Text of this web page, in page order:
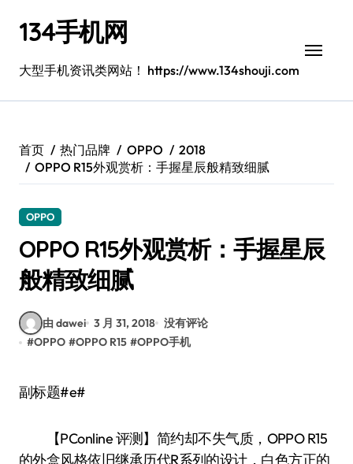
134手机网
大型手机资讯类网站！ https://www.134shouji.com
首页 热门品牌 OPPO
2018
OPPO R15外观赏析：手握星辰般精致细腻
OPPO
OPPO R15外观赏析：手握星辰
般精致细腻
由 dawei 3 月 31, 2018 没有评论
#OPPO #OPPO R15 #OPPO手机
副标题#e#
【PConline 评测】简约却不失气质，OPPO R15
的外盒风格依旧继承历代R系列的设计，白色方正的